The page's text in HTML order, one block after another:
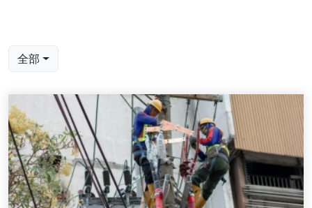
全部